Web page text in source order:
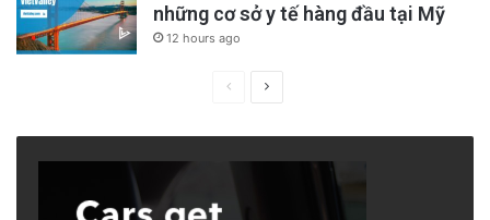
những cơ sở y tế hàng đầu tại Mỹ
12 hours ago
PreviousNext